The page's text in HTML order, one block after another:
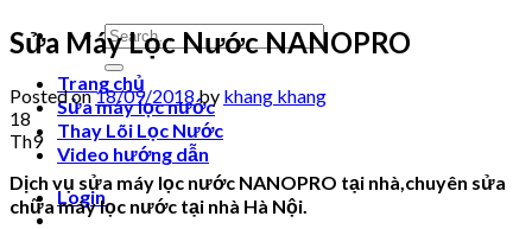
Search
for:
Trang chủ
Sửa máy lọc nước
Thay Lõi Lọc Nước
Video hướng dẫn
Login
Sửa Máy Lọc Nước NANOPRO
Posted on18/09/2018by khang khang
18
Th9
Dịch vụ sửa máy lọc nước NANOPRO tại nhà,chuyên sửa
chữa máy lọc nước tại nhà Hà Nội.